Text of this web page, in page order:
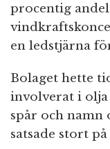
procentig
en ledstjärna
Bolaget hette
involverat i olja
spår och namn
satsade stort